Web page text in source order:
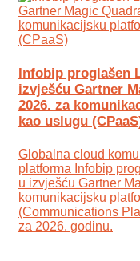
Infobip proglašen
izvješću Gartner
2026. za
kao uslugu
Globalna cloud
platforma Infobip
u izvješću Gartner
komunikacijsku
(Communications
za 2026. godinu.